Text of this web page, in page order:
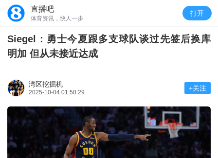
直播吧
体育资讯，快人一步
打开
Siegel：勇士今夏跟多支球队谈过先签后换库
明加 但从未接近达成
湾区挖掘机
2025-10-04 01:50:29
+关注